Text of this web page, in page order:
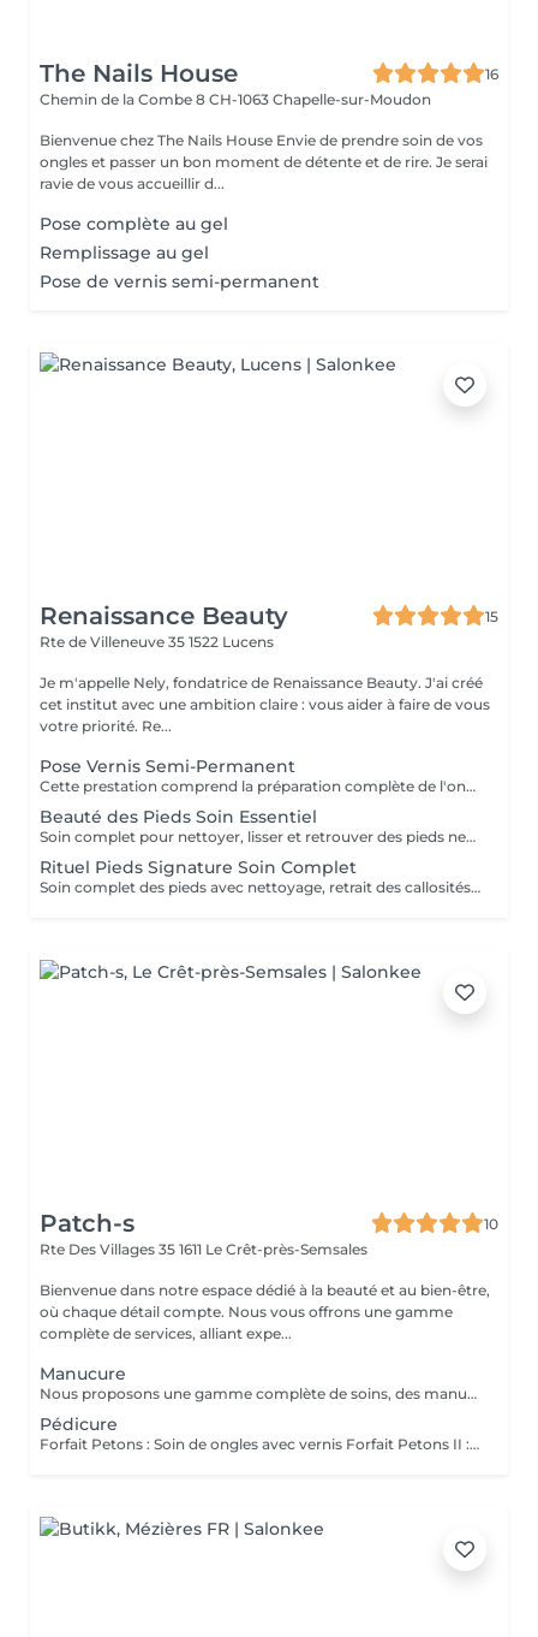
The Nails House
16
Chemin de la Combe 8 CH-1063 Chapelle-sur-Moudon
Bienvenue chez The Nails House Envie de prendre soin de vos
ongles et passer un bon moment de détente et de rire. Je serai
ravie de vous accueillir d...
Pose complète au gel
Remplissage au gel
Pose de vernis semi-permanent
Renaissance Beauty
15
Rte de Villeneuve 35 1522 Lucens
Je m'appelle Nely, fondatrice de Renaissance Beauty. J'ai créé
cet institut avec une ambition claire : vous aider à faire de vous
votre priorité. Re...
Pose Vernis Semi-Permanent
Cette prestation comprend la préparation complète de l'ongle : travail des cuticules, limage et mise en forme des ongles, suivi de l'application d'un vernis semi-permanent pour une finition soignée et une tenue longue durée.
Beauté des Pieds Soin Essentiel
Soin complet pour nettoyer, lisser et retrouver des pieds nets et confortables. Le soin débute par un bain de pieds tiède pour assouplir la peau, suivi d'une exfoliation afin d'éliminer les cellules mortes et affiner le grain de peau. Le travail des callosités permet de lisser la peau, tandis que la mise en forme des ongles et le soin des cuticules apportent une finition propre et soignée. Résultat : des pieds doux, lisses et visiblement mieux entretenus, avec une sensation immédiate de confort. Ce soin peut être complété par un vernis semi-permanent pour un rendu net et durable, ou par un soin à la paraffine pour apporter davantage de nutrition et de confort. Idéal pour un entretien régulier.
Rituel Pieds Signature Soin Complet
Soin complet des pieds avec nettoyage, retrait des callosités, soin des ongles, paraffine et vernis semi-permanent. Résultat : des pieds doux et des ongles impeccables pendant plusieurs semaines.
Patch-s
10
Rte Des Villages 35 1611 Le Crêt-près-Semsales
Bienvenue dans notre espace dédié à la beauté et au bien-être,
où chaque détail compte. Nous vous offrons une gamme
complète de services, alliant expe...
Manucure
Nous proposons une gamme complète de soins, des manucures classiques aux créations artistiques sophistiquées. Profitez d'un large choix de vernis et de styles, ainsi que de soins nourrissants pour des ongles et des cuticules en parfaite santé.
Pédicure
Forfait Petons : Soin de ongles avec vernis Forfait Petons II : Soin des ongles, vernis semi-permanent 4-6 semaines Traitement KART : Callosités et sions des ongles Forfait Traitement KART : Callosités, soins des ongles et vernis semi-permanent